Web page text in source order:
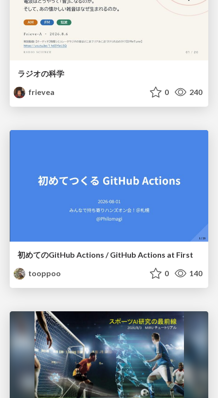
ラジオの科学
frievea
0 240
初めてのGitHub Actions / GitHub Actions at First
tooppoo
0 140